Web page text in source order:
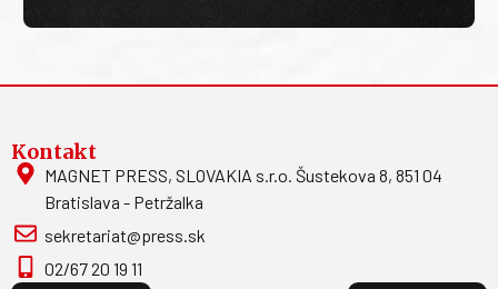
Kontakt
MAGNET PRESS, SLOVAKIA s.r.o. Šustekova 8, 851 04
Bratislava - Petržalka
sekretariat@press.sk
02/67 20 19 11